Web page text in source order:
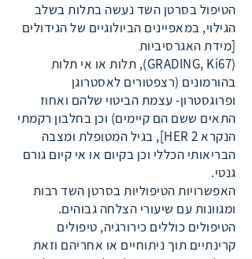
הטיפול בסרטן השד נעשה בתלות בשלב
הגילוי, במאפיינים הביולוגיים של הגידולים
[מידת האגרסיביות
(GRADING, Ki67), תלות או אי תלות
בהורמונים (רצפטורים לאסטרוגן
ופרוגסטרון- עצמת הביטוי שלהם ואחוז
התאים ששם הם קיימים) וכן בחלבון רקמתי
הנקרא 2 HER], בגיל המטופלת ומצבה
הבריאותי הכללי וכן בקיום או אי קיום גורם
גנטי.
האפשרויות הטיפוליות בסרטן השד רבות
ומגוונות עם שיעורי הצלחה גבוהים.
הטיפולים כוללים כירורגיה, טיפולים
קרינתיים תוך ניתוחיים או אחריהם וזאת